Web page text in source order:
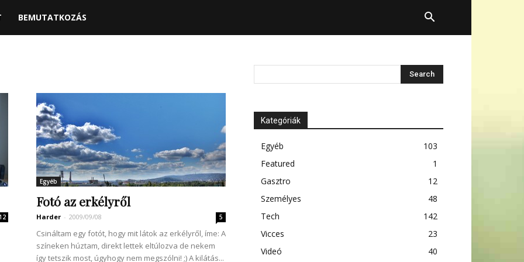
BEMUTATKOZÁS
12
Egyéb
Fotó az erkélyről
Harder - 2009/09/08 5
Csináltam egy fotót, hogy mit látok az erkélyről, íme: A
színeken húztam, direkt lettek eltúlozva de nekem
így tetszik most, úgyhogy nem megszólni! ;) A kilátás...
Kategóriák
Egyéb
103
Featured
1
Gasztro
12
Személyes
48
Tech
142
Vicces
23
Videó
40